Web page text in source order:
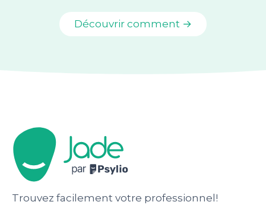
Découvrir comment →
Trouvez facilement votre professionnel!